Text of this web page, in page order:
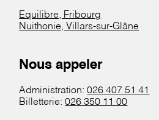
Equilibre, Fribourg
Nuithonie, Villars-sur-Glâne
Nous appeler
Administration:026 407 51 41
Billetterie:026 350 11 00